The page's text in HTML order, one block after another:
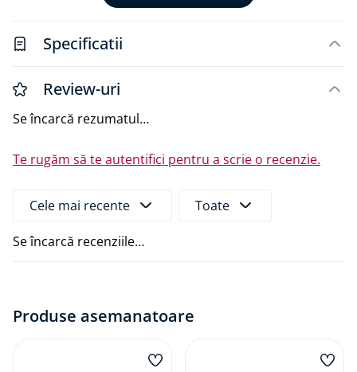
Aplicarea este rapidă și simplă - banda este
autoadezivă, flexibilă și poate fi tăiată ușor la
gamă largă de materiale, inclusiv plastic, beton, zidărie,
Este durabilă și rezistentă la temperaturi extreme, nu
Etanșare permanentă și eficientă împotriva
Zonă tencuibilă pentru finisare rapidă
Ideală pentru clădiri cu eficiență energetică
ridicată sau renovări
Specificatii
Review-uri
Se încarcă rezumatul…
Te rugăm să te autentifici pentru a scrie o recenzie.
Cele mai recente Toate
Se încarcă recenziile…
Produse asemanatoare